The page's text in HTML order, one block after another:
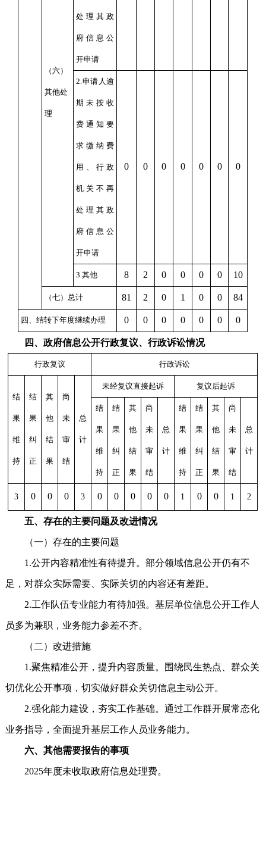
（六）
其他处
理
处理其政
府信息公
开申请
2.申请人逾
期未按收
费通知要
求缴纳费
用、行政
机关不再
处理其政
府信息公
开申请
0 0 0 0 0 0 0
3.其他 8 2 0 0 0 0 10
（七）总计 81 2 0 1 0 0 84
四、结转下年度继续办理 0 0 0 0 0 0 0
四、政府信息公开行政复议、行政诉讼情况
行政复议 行政诉讼
结
果
维
持
结
果
纠
正
其
他
结
果
尚
未
审
结
总
计
未经复议直接起诉 复议后起诉
结
果
维
持
结
果
纠
正
其
他
结
果
尚
未
审
结
总
计
结
果
维
持
结
果
纠
正
其
他
结
果
尚
未
审
结
总
计
3 0 0 0 3 0 0 0 0 0 1 0 0 1 2
五、存在的主要问题及改进情况
（一）存在的主要问题
1.公开内容精准性有待提升。部分领域信息公开仍有不
足，对群众实际需要、实际关切的内容还有差距。
2.工作队伍专业能力有待加强。基层单位信息公开工作人
员多为兼职，业务能力参差不齐。
（二）改进措施
1.聚焦精准公开，提升内容质量。围绕民生热点、群众关
切优化公开事项，切实做好群众关切信息主动公开。
2.强化能力建设，夯实工作基础。通过工作群开展常态化
业务指导，全面提升基层工作人员业务能力。
六、其他需要报告的事项
2025年度未收取政府信息处理费。